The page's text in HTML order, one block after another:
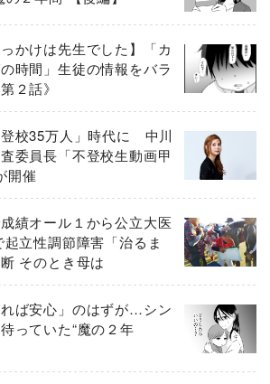
っかけは先生でした】「カ
時間」生徒の情報をバラ
２話》
校35万人」時代に 中川
委員長「不登校生動画甲
開催
成績オール１から公立大医
立性調節障害「治るま
そのとき母は
れば安心」のはずが…シン
っていた“魔の２年